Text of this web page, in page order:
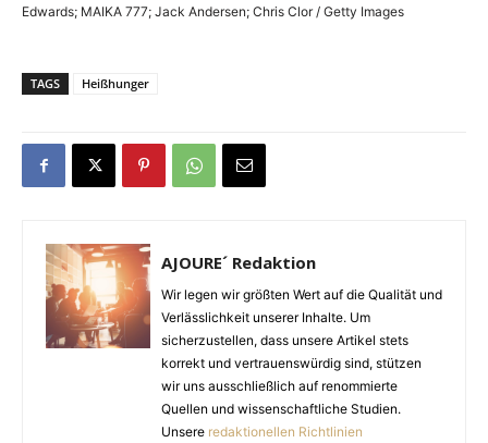
Edwards; MAIKA 777; Jack Andersen; Chris Clor / Getty Images
TAGS Heißhunger
AJOURE´ Redaktion
Wir legen wir größten Wert auf die Qualität und
Verlässlichkeit unserer Inhalte. Um
sicherzustellen, dass unsere Artikel stets
korrekt und vertrauenswürdig sind, stützen
wir uns ausschließlich auf renommierte
Quellen und wissenschaftliche Studien.
Unsere redaktionellen Richtlinien